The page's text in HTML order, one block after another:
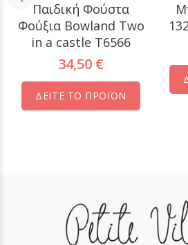
Παιδική Φούστα
Φούξια Bowland Two
in a castle T6566
34,50 €
ΔΕΙΤΕ ΤΟ ΠΡΟΪΟΝ